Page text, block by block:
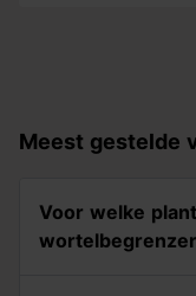
Meest gestelde
Voor welke